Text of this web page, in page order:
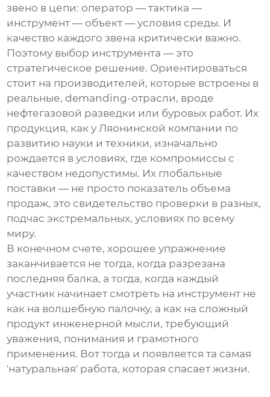
звено в цепи: оператор — тактика —
инструмент — объект — условия среды. И
качество каждого звена критически важно.
Поэтому выбор инструмента — это
стратегическое решение. Ориентироваться
стоит на производителей, которые встроены в
реальные, demanding-отрасли, вроде
нефтегазовой разведки или буровых работ. Их
продукция, как уЛяонинской компании по
развитию науки и техники, изначально
рождается в условиях, где компромиссы с
качеством недопустимы. Их глобальные
поставки — не просто показатель объема
продаж, это свидетельство проверки в разных,
подчас экстремальных, условиях по всему
миру.
В конечном счете, хорошее упражнение
заканчивается не тогда, когда разрезана
последняя балка, а тогда, когда каждый
участник начинает смотреть на инструмент не
как на волшебную палочку, а как на сложный
продукт инженерной мысли, требующий
уважения, понимания и грамотного
применения. Вот тогда и появляется та самая
'натуральная' работа, которая спасает жизни.